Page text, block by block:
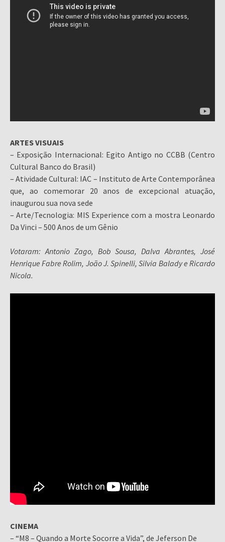
ARTES VISUAIS
– Exposição Internacional: Egito Antigo no CCBB (Centro
Cultural Banco do Brasil)
– Atividade Cultural: IAC – Instituto de Arte Contemporânea
que, ao comemorar 20 anos de excepcional atuação,
inaugurou sua nova sede
– Arte/Tecnologia: MIS Experience com a mostra Leonardo
Da Vinci – 500 Anos de um Gênio
Votaram: Antonio Zago, Bob Sousa, Dalva Abrantes, José
Henrique Fabre Rolim, João J. Spinelli, Silvia Balady e Ricardo
Nicola.
CINEMA
– “M8 – Quando a Morte Socorre a Vida”, de Jeferson De